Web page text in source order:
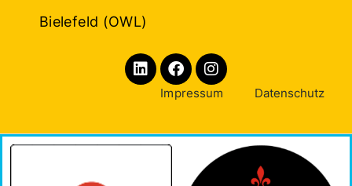
Bielefeld (OWL)
Impressum Datenschutz